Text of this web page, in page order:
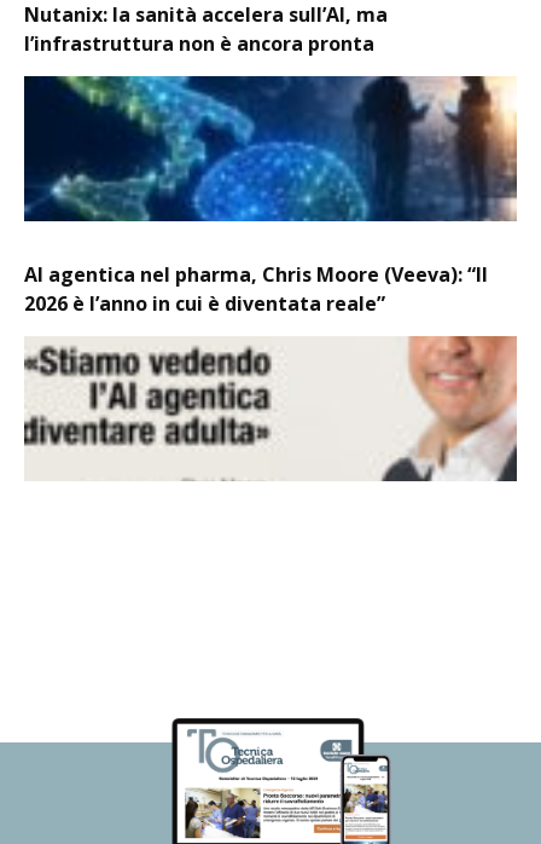
Nutanix: la sanità accelera sull’AI, ma
l’infrastruttura non è ancora pronta
AI agentica nel pharma, Chris Moore (Veeva): “Il
2026 è l’anno in cui è diventata reale”